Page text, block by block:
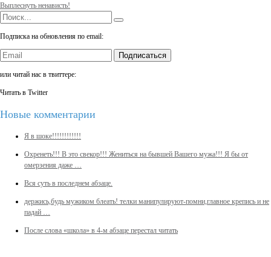
Выплеснуть ненависть!
Подписка на обновления по email:
Подписаться
или читай нас в твиттере:
Читать в Twitter
Новые комментарии
Я в шоке!!!!!!!!!!!!
Охренеть!!! В это свекор!!! Жениться на бывшей Вашего мужа!!! Я бы от
омерзения даже …
Вся суть в последнем абзаце.
держись,будь мужиком блеать! телки манипулируют-помни,главное крепись и не
падай …
После слова «школа» в 4-м абзаце перестал читать